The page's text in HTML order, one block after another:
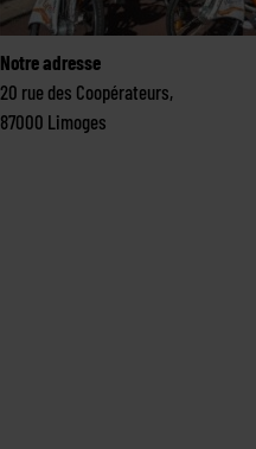
Notre adresse
20 rue des Coopérateurs,
87000 Limoges